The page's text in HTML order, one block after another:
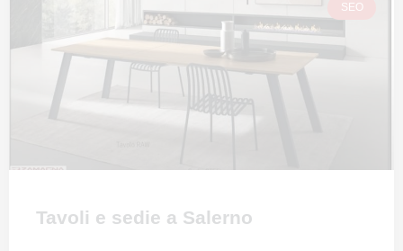
SEO
Tavoli e sedie a Salerno